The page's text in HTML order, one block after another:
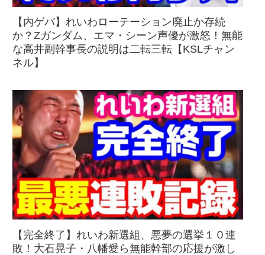
【内ゲバ】れいわローテーション廃止か存続
か？Zガンダム、エマ・シーン声優が激怒！無能
な高井副幹事長の説明は二転三転【KSLチャン
ネル】
【完全終了】れいわ新選組、悪夢の選挙１０連
敗！大石晃子・八幡愛ら無能幹部の応援が激し